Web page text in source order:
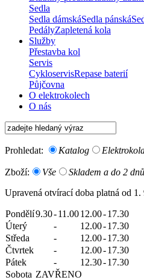
Sedla
Sedla dámskáSedla pánská
PedályZapletená kola
Služby
Přestavba kol
Servis
CykloservisRepase baterií
Půjčovna
O elektrokolech
O nás
Prohledat: Katalog
Zboží: Vše Skladem a do 2 dnů
Upravená otvírací doba platná od 1.
Pondělí9.30-11.0012.00-17.30
Úterý
- 12.00-17.30
Středa
- 12.00-17.30
Čtvrtek
- 12.00-17.30
Pátek
- 12.30-17.30
Sobota ZAVŘENO